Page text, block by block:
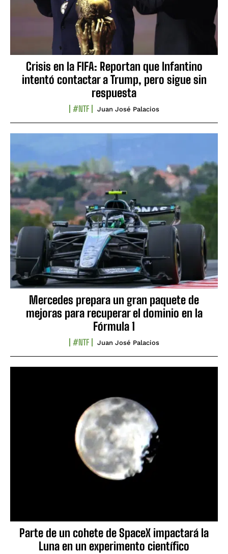
Crisis en la FIFA: Reportan que Infantino
intentó contactar a Trump, pero sigue sin
respuesta
#NTF Juan José Palacios
Mercedes prepara un gran paquete de
mejoras para recuperar el dominio en la
Fórmula 1
#NTF Juan José Palacios
Parte de un cohete de SpaceX impactará la
Luna en un experimento científico